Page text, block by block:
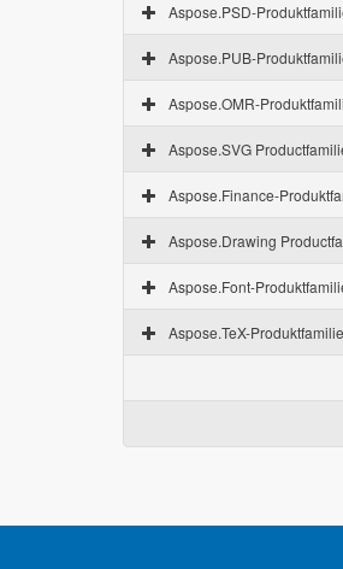
Aspose.PSD-
Aspose.PUB-
Aspose.OMR-
Aspose.SVG
Aspose.Finance-
Aspose.Drawing
Aspose.Font-
Aspose.TeX-Produktfamilie